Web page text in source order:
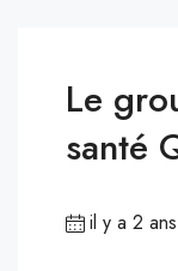
Le
santé
il y a 2 ans